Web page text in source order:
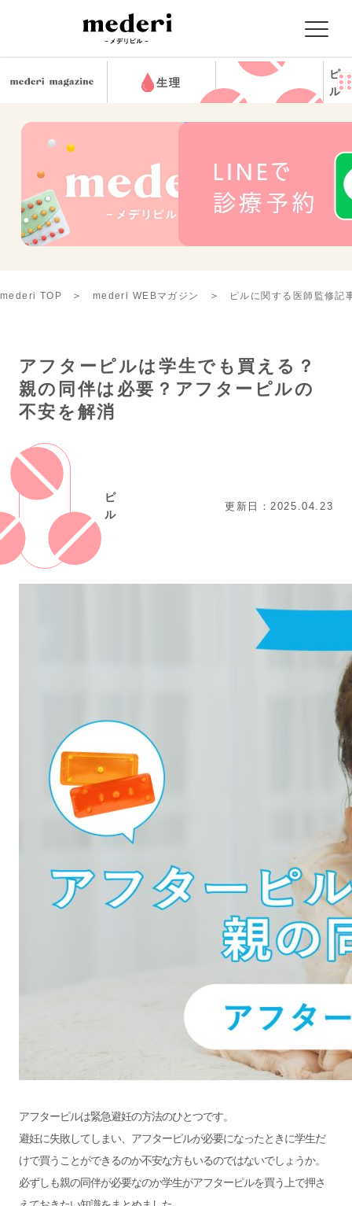
生理
ピ
ル
mederi TOP mederi WEBマガジン ピルに関する医師監修記
アフターピルは学生でも買える？
親の同伴は必要？アフターピルの
不安を解消
ピ
ル
更新日：2025.04.23
アフターピルは緊急避妊の方法のひとつです。
避妊に失敗してしまい、アフターピルが必要になったときに学生だ
けで買うことができるのか不安な方もいるのではないでしょうか。
必ずしも親の同伴が必要なのか学生がアフターピルを買う上で押さ